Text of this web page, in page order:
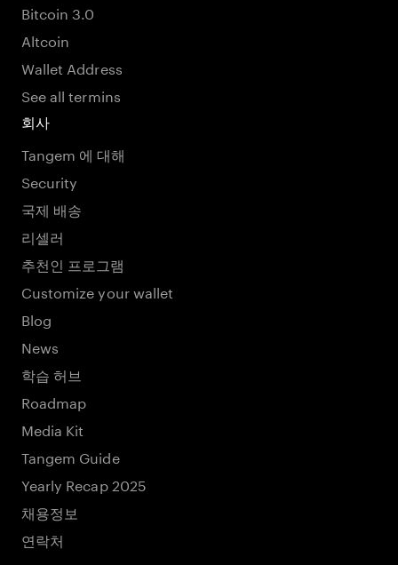
Bitcoin 3.0
Altcoin
Wallet Address
See all termins
회사
Tangem 에 대해
Security
국제 배송
리셀러
추천인 프로그램
Customize your wallet
Blog
News
학습 허브
Roadmap
Media Kit
Tangem Guide
Yearly Recap 2025
채용정보
연락처